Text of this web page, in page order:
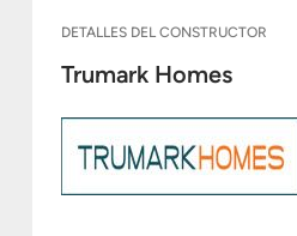
DETALLES DEL CONSTRUCTOR
Trumark Homes